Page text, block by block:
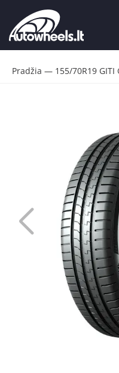
Pradžia — 155/70R19 GITI